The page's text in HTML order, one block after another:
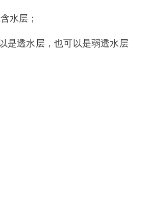
水层；
是透水层，也可以是弱透水层